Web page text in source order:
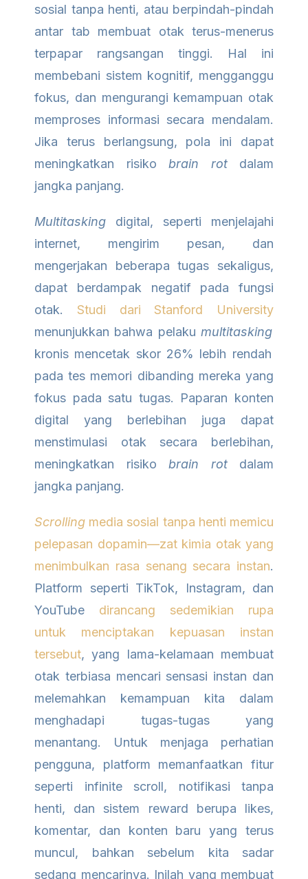
sosial tanpa henti, atau berpindah-pindah
antar tab membuat otak terus-menerus
terpapar rangsangan tinggi. Hal ini
membebani sistem kognitif, mengganggu
fokus, dan mengurangi kemampuan otak
memproses informasi secara mendalam.
Jika terus berlangsung, pola ini dapat
meningkatkan risiko brain rotdalam
jangka panjang.
Multitasking digital, seperti menjelajahi
internet, mengirim pesan, dan
mengerjakan beberapa tugas sekaligus,
dapat berdampak negatif pada fungsi
otak. Studi dari Stanford University
menunjukkan bahwa pelaku multitasking
kronis mencetak skor 26% lebih rendah
pada tes memori dibanding mereka yang
fokus pada satu tugas. Paparan konten
digital yang berlebihan juga dapat
menstimulasi otak secara berlebihan,
meningkatkan risiko brain rot dalam
jangka panjang.
Scrolling media sosial tanpa henti memicu
pelepasan dopamin—zat kimia otak yang
menimbulkan rasa senang secara instan.
Platform seperti TikTok, Instagram, dan
YouTube dirancang sedemikian rupa
untuk menciptakan kepuasan instan
tersebut, yang lama-kelamaan membuat
otak terbiasa mencari sensasi instan dan
melemahkan kemampuan kita dalam
menghadapi tugas-tugas yang
menantang. Untuk menjaga perhatian
pengguna, platform memanfaatkan fitur
seperti infinite scroll, notifikasi tanpa
henti, dan sistem reward berupa likes,
komentar, dan konten baru yang terus
muncul, bahkan sebelum kita sadar
sedang mencarinya. Inilah yang membuat